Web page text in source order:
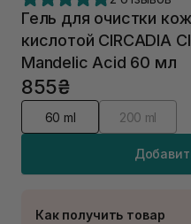
Гель для очистки
кислотой CIRCADIA
Mandelic Acid 60 мл
855₴
60 ml 200 ml
Как получить товар